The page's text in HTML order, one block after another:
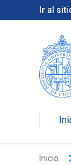
Ir al
Inicio